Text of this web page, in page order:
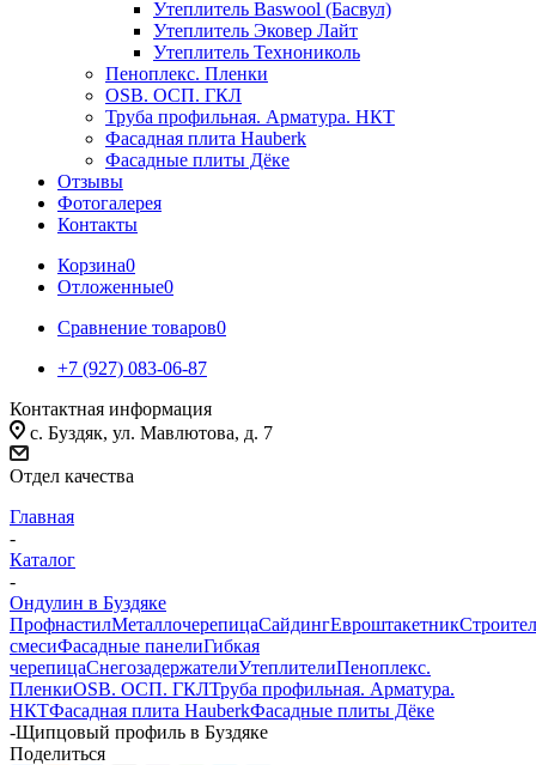
Утеплитель Baswool (Басвул)
Утеплитель Эковер Лайт
Утеплитель Технониколь
Пеноплекс. Пленки
OSB. ОСП. ГКЛ
Труба профильная. Арматура. НКТ
Фасадная плита Hauberk
Фасадные плиты Дёке
Отзывы
Фотогалерея
Контакты
Корзина0
Отложенные0
Сравнение товаров0
+7 (927) 083-06-87
Контактная информация
c. Буздяк, ул. Мавлютова, д. 7
Отдел качества
Главная
-
Каталог
-
Ондулин в Буздяке
ПрофнастилМеталлочерепицаСайдингЕвроштакетник
смесиФасадные панелиГибкая
черепицаСнегозадержателиУтеплителиПеноплекс.
ПленкиOSB. ОСП. ГКЛТруба профильная. Арматура.
НКТФасадная плита HauberkФасадные плиты Дёке
-Щипцовый профиль в Буздяке
Поделиться